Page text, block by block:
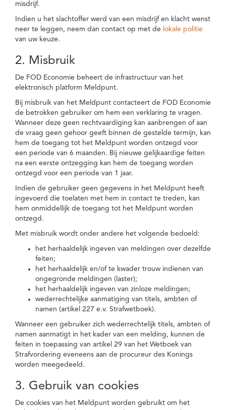
misdrijf.
Indien u het slachtoffer werd van een misdrijf en klacht wenst
neer te leggen, neem dan contact op met de lokale politie
van uw keuze.
2. Misbruik
De FOD Economie beheert de infrastructuur van het
elektronisch platform Meldpunt.
Bij misbruik van het Meldpunt contacteert de FOD Economie
de betrokken gebruiker om hem een verklaring te vragen.
Wanneer deze geen rechtvaardiging kan aanbrengen of aan
de vraag geen gehoor geeft binnen de gestelde termijn, kan
hem de toegang tot het Meldpunt worden ontzegd voor
een periode van 6 maanden. Bij nieuwe gelijkaardige feiten
na een eerste ontzegging kan hem de toegang worden
ontzegd voor een periode van 1 jaar.
Indien de gebruiker geen gegevens in het Meldpunt heeft
ingevoerd die toelaten met hem in contact te treden, kan
hem onmiddellijk de toegang tot het Meldpunt worden
ontzegd.
Met misbruik wordt onder andere het volgende bedoeld:
het herhaaldelijk ingeven van meldingen over dezelfde
feiten;
het herhaaldelijk en/of te kwader trouw indienen van
ongegronde meldingen (laster);
het herhaaldelijk ingeven van zinloze meldingen;
wederrechtelijke aanmatiging van titels, ambten of
namen (artikel 227 e.v. Strafwetboek).
Wanneer een gebruiker zich wederrechtelijk titels, ambten of
namen aanmatigt in het kader van een melding, kunnen de
feiten in toepassing van artikel 29 van het Wetboek van
Strafvordering eveneens aan de procureur des Konings
worden meegedeeld.
3. Gebruik van cookies
De cookies van het Meldpunt worden gebruikt om het